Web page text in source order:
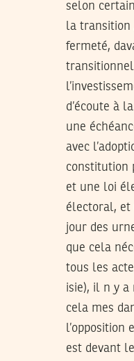
selon
la transition
fermeté,
d’écoute à
une
avec
constitution
et une loi
électoral, et
jour des
que cela
tous les
isie), il n y a
cela mes
l’opposition
est devant